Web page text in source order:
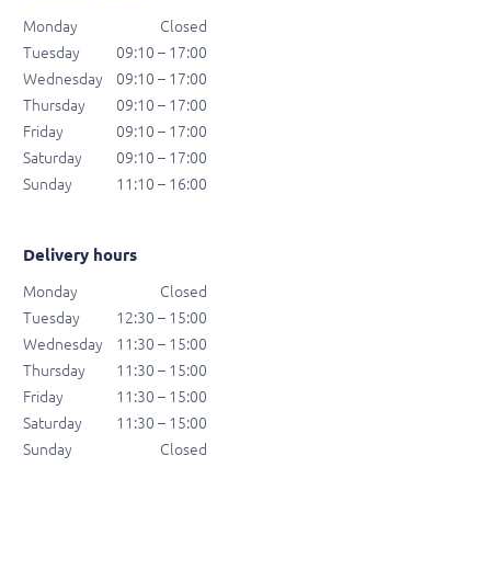
Monday
Closed
Tuesday
09:10 – 17:00
Wednesday
09:10 – 17:00
Thursday
09:10 – 17:00
Friday
09:10 – 17:00
Saturday
09:10 – 17:00
Sunday
11:10 – 16:00
Delivery hours
Monday
Closed
Tuesday
12:30 – 15:00
Wednesday
11:30 – 15:00
Thursday
11:30 – 15:00
Friday
11:30 – 15:00
Saturday
11:30 – 15:00
Sunday
Closed